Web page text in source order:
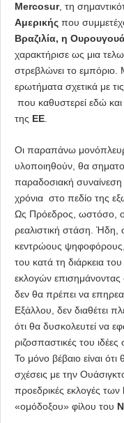
Mercosur, τη
Αμερικής που
Βραζιλία, η
χαρακτήρισε ως μια
στρεβλώνει το εμπόριο.
ερωτήματα σχετικά με
που καθυστερεί εδώ
της ΕΕ
Οι παραπάνω
υλοποιηθούν, θα
παραδοσιακή
χρόνια στο πεδίο της
Ως Πρόεδρος, ωστόσο, ο
ρεαλιστική στάση. Ήδη,
κεντρώους ψηφοφόρους,
του κατά τη διάρκεια
εκλογών επισημάνοντας
δεν θα πρέπει να
Εξάλλου, δεν διαθέτει
ότι θα δυσκολευτεί να
ριζοσπαστικές του ιδέες
Το μόνο βέβαιο είναι ότι
σχέσεις με την
προεδρικές εκλογές των
«ομόδοξου» φίλου του